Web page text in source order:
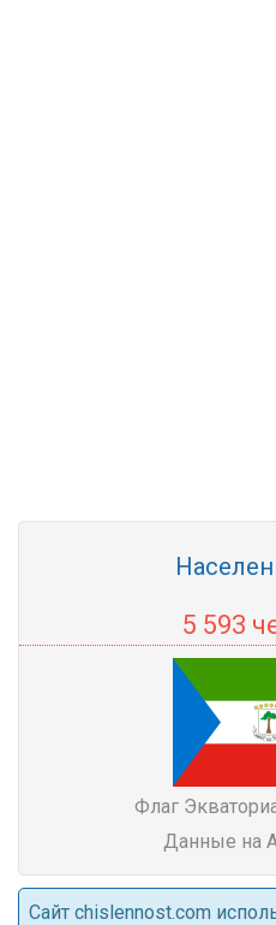
5 593
Флаг
Данные на
Cайт chislennost.com